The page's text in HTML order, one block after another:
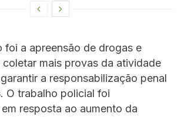
foi a apreensão de drogas e
coletar mais provas da atividade
a responsabilização penal
O trabalho policial foi
resposta ao aumento da